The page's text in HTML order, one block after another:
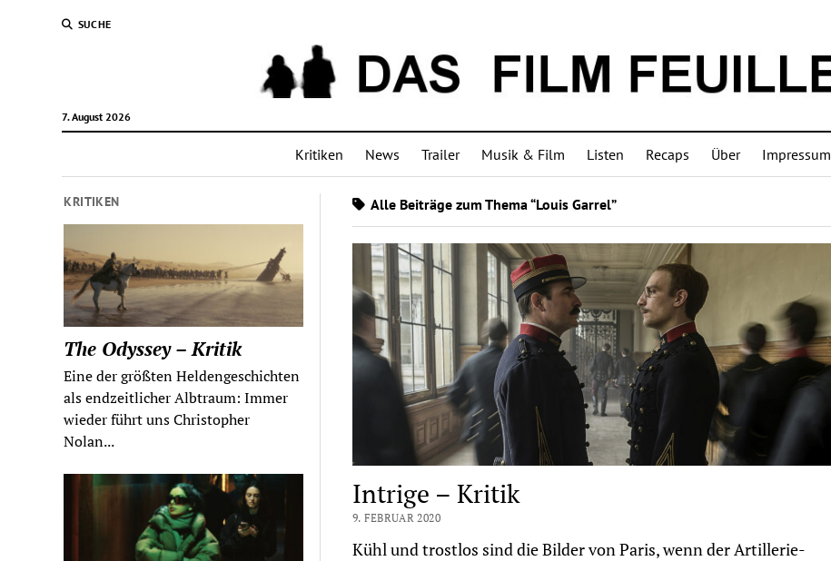
SUCHE
7. August 2026
Kritiken News Trailer Musik & Film Listen Recaps Über Impressum
KRITIKEN
The Odyssey – Kritik
Eine der größten Heldengeschichten
als endzeitlicher Albtraum: Immer
wieder führt uns Christopher
Nolan...
Alle Beiträge zum Thema “Louis Garrel”
Intrige – Kritik
9. FEBRUAR 2020
Kühl und trostlos sind die Bilder von Paris, wenn der Artillerie-